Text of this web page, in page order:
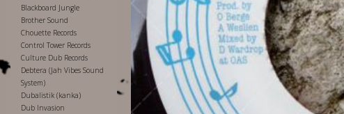
Blackboard Jungle
Brother Sound
Chouette Records
Control Tower Records
Culture Dub Records
Debtera (Jah Vibes Sound
System)
Dubalistik (kanka)
Dub Invasion